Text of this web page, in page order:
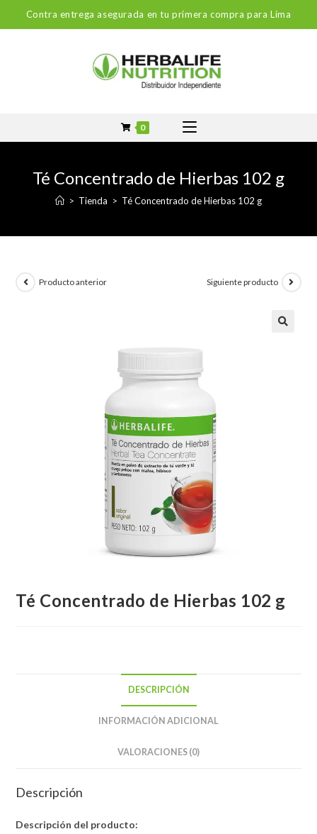
Contra entrega asegurada en tu primera compra para Lima
0
Té Concentrado de Hierbas 102 g
> Tienda > Té Concentrado de Hierbas 102 g
Producto anterior Siguiente producto
Té Concentrado de Hierbas 102 g
DESCRIPCIÓN
INFORMACIÓN ADICIONAL
VALORACIONES (0)
Descripción
Descripción del producto: